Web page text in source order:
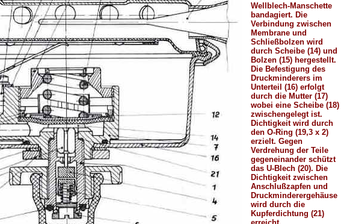
Wellblech-Manschette
bandagiert. Die
Verbindung zwischen
Membrane und
Schließbolzen wird
durch Scheibe (14) und
Bolzen (15) hergestellt.
Die Befestigung des
Druckminderers im
Unterteil (16) erfolgt
durch die Mutter (17)
wobei eine Scheibe (18)
zwischengelegt ist.
Dichtigkeit wird durch
den O-Ring (19,3 x 2)
erzielt. Gegen
Verdrehung der Teile
gegeneinander schützt
das U-Blech (20). Die
Dichtigkeit zwischen
Anschlußzapfen und
Druckminderergehäuse
wird durch die
Kupferdichtung (21)